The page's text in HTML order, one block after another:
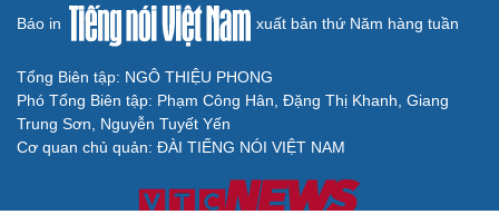
Báo in xuất bản thứ Năm hàng tuần
Tổng Biên tập: NGÔ THIỆU PHONG
Phó Tổng Biên tập: Phạm Công Hân, Đặng Thị Khanh, Giang
Trung Sơn, Nguyễn Tuyết Yến
Cơ quan chủ quản: ĐÀI TIẾNG NÓI VIỆT NAM